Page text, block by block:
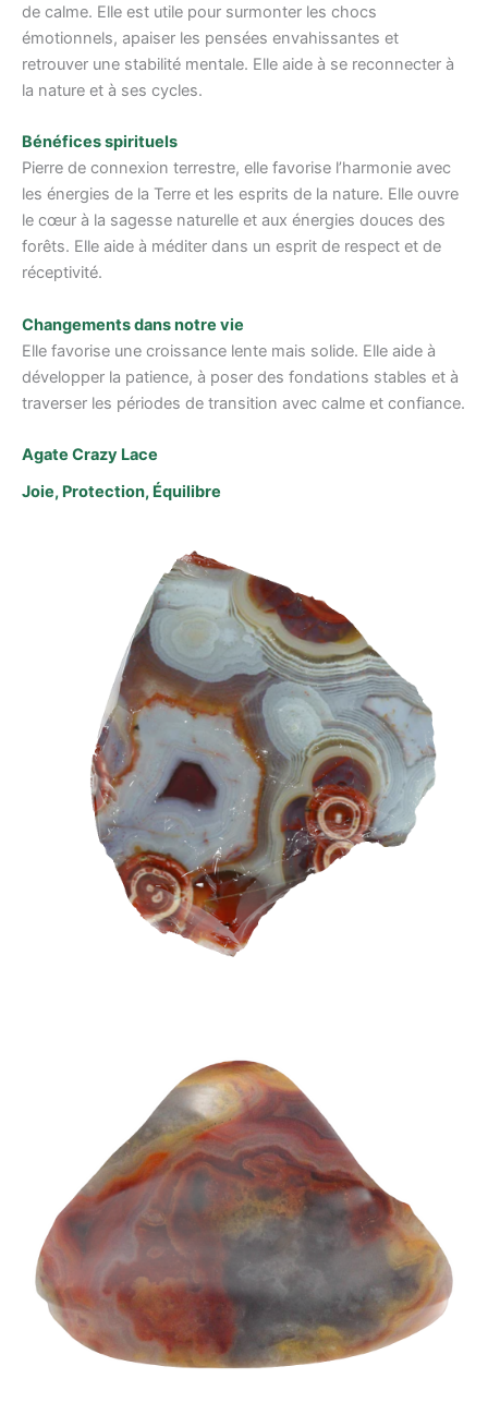
de calme. Elle est utile pour surmonter les chocs
émotionnels, apaiser les pensées envahissantes et
retrouver une stabilité mentale. Elle aide à se reconnecter à
la nature et à ses cycles.
Bénéfices spirituels
Pierre de connexion terrestre, elle favorise l’harmonie avec
les énergies de la Terre et les esprits de la nature. Elle ouvre
le cœur à la sagesse naturelle et aux énergies douces des
forêts. Elle aide à méditer dans un esprit de respect et de
réceptivité.
Changements dans notre vie
Elle favorise une croissance lente mais solide. Elle aide à
développer la patience, à poser des fondations stables et à
traverser les périodes de transition avec calme et confiance.
Agate Crazy Lace
Joie, Protection, Équilibre